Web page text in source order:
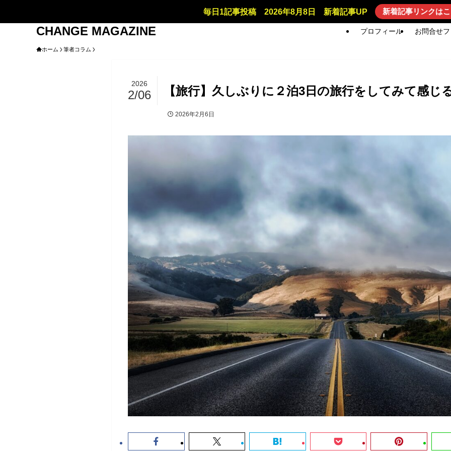
毎日1記事投稿 2026年8月8日 新着記事UP 新着記事リンクは
CHANGE MAGAZINE プロフィール お問合せ
ホーム 筆者コラム
【旅行】久しぶりに２泊3日の旅行をしてみて感じ
2026
2/06
2026年2月6日